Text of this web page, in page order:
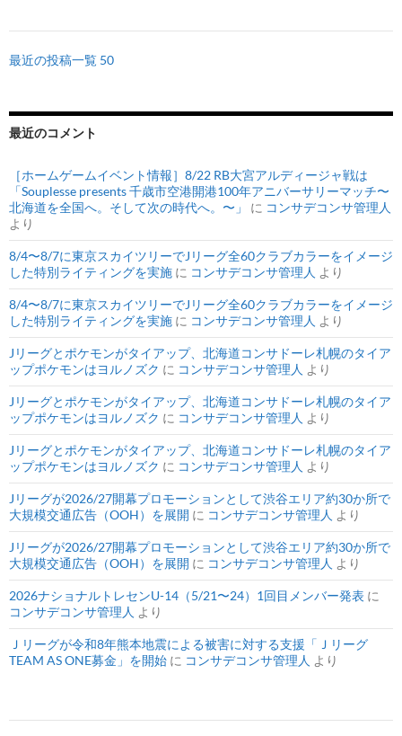
最近の投稿一覧 50
最近のコメント
［ホームゲームイベント情報］8/22 RB大宮アルディージャ戦は
「Souplesse presents 千歳市空港開港100年アニバーサリーマッチ〜
北海道を全国へ。そして次の時代へ。〜」
に コンサデコンサ管理人
より
8/4〜8/7に東京スカイツリーでJリーグ全60クラブカラーをイメージ
した特別ライティングを実施 に コンサデコンサ管理人 より
8/4〜8/7に東京スカイツリーでJリーグ全60クラブカラーをイメージ
した特別ライティングを実施 に コンサデコンサ管理人 より
Jリーグとポケモンがタイアップ、北海道コンサドーレ札幌のタイア
ップポケモンはヨルノズク に コンサデコンサ管理人 より
Jリーグとポケモンがタイアップ、北海道コンサドーレ札幌のタイア
ップポケモンはヨルノズク に コンサデコンサ管理人 より
Jリーグとポケモンがタイアップ、北海道コンサドーレ札幌のタイア
ップポケモンはヨルノズク に コンサデコンサ管理人 より
Jリーグが2026/27開幕プロモーションとして渋谷エリア約30か所で
大規模交通広告（OOH）を展開 に コンサデコンサ管理人 より
Jリーグが2026/27開幕プロモーションとして渋谷エリア約30か所で
大規模交通広告（OOH）を展開 に コンサデコンサ管理人 より
2026ナショナルトレセンU-14（5/21〜24）1回目メンバー発表 に
コンサデコンサ管理人 より
Ｊリーグが令和8年熊本地震による被害に対する支援「Ｊリーグ
TEAM AS ONE募金」を開始 に コンサデコンサ管理人 より